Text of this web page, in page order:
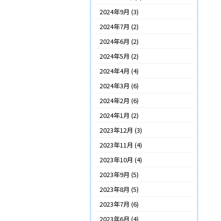
2024年9月 (3)
2024年7月 (2)
2024年6月 (2)
2024年5月 (2)
2024年4月 (4)
2024年3月 (6)
2024年2月 (6)
2024年1月 (2)
2023年12月 (3)
2023年11月 (4)
2023年10月 (4)
2023年9月 (5)
2023年8月 (5)
2023年7月 (6)
2023年6月 (4)